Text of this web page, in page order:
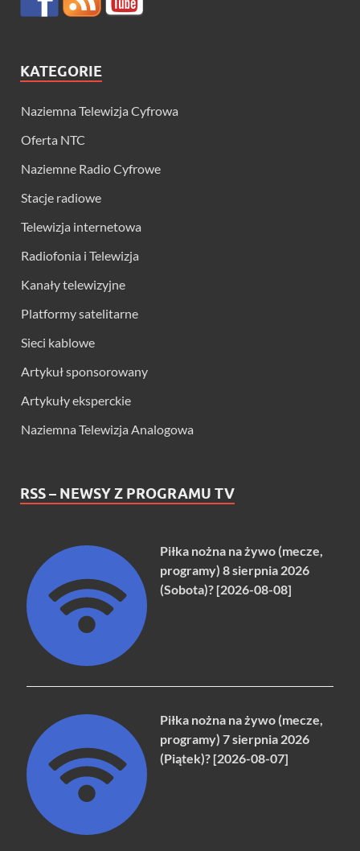
KATEGORIE
Naziemna Telewizja Cyfrowa
Oferta NTC
Naziemne Radio Cyfrowe
Stacje radiowe
Telewizja internetowa
Radiofonia i Telewizja
Kanały telewizyjne
Platformy satelitarne
Sieci kablowe
Artykuł sponsorowany
Artykuły eksperckie
Naziemna Telewizja Analogowa
RSS – NEWSY Z PROGRAMU TV
Piłka nożna na żywo (mecze,
programy) 8 sierpnia 2026
(Sobota)? [2026-08-08]
Piłka nożna na żywo (mecze,
programy) 7 sierpnia 2026
(Piątek)? [2026-08-07]